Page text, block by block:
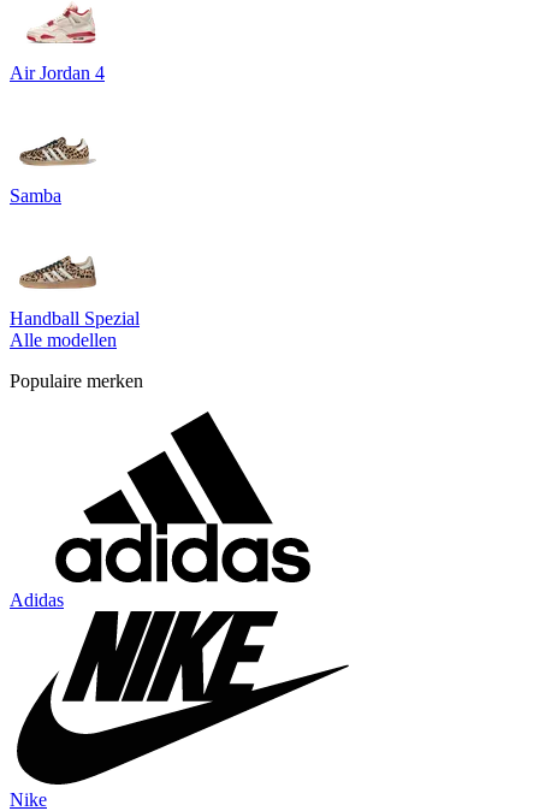
Air Jordan 4
Samba
Handball Spezial
Alle modellen
Populaire merken
Adidas
Nike